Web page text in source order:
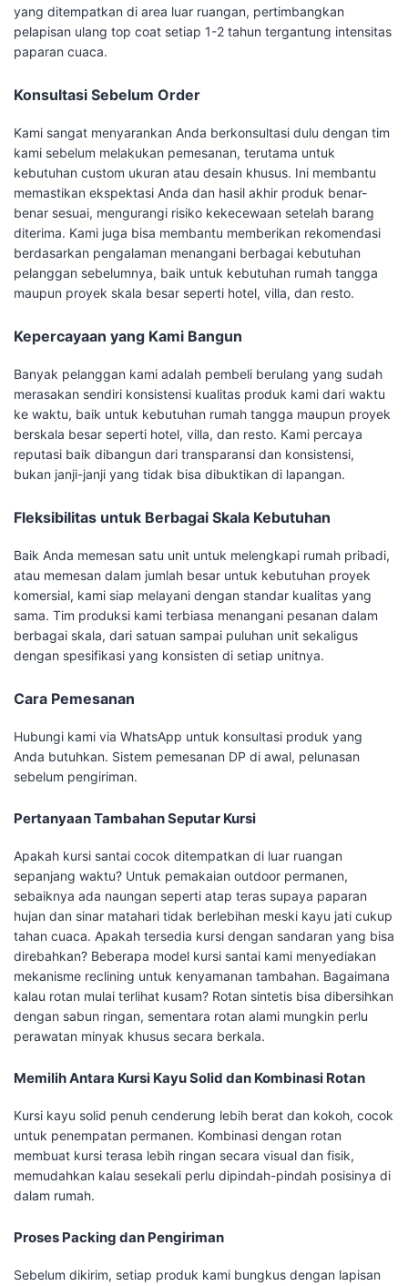
yang ditempatkan di area luar ruangan, pertimbangkan
pelapisan ulang top coat setiap 1-2 tahun tergantung intensitas
paparan cuaca.
Konsultasi Sebelum Order
Kami sangat menyarankan Anda berkonsultasi dulu dengan tim
kami sebelum melakukan pemesanan, terutama untuk
kebutuhan custom ukuran atau desain khusus. Ini membantu
memastikan ekspektasi Anda dan hasil akhir produk benar-
benar sesuai, mengurangi risiko kekecewaan setelah barang
diterima. Kami juga bisa membantu memberikan rekomendasi
berdasarkan pengalaman menangani berbagai kebutuhan
pelanggan sebelumnya, baik untuk kebutuhan rumah tangga
maupun proyek skala besar seperti hotel, villa, dan resto.
Kepercayaan yang Kami Bangun
Banyak pelanggan kami adalah pembeli berulang yang sudah
merasakan sendiri konsistensi kualitas produk kami dari waktu
ke waktu, baik untuk kebutuhan rumah tangga maupun proyek
berskala besar seperti hotel, villa, dan resto. Kami percaya
reputasi baik dibangun dari transparansi dan konsistensi,
bukan janji-janji yang tidak bisa dibuktikan di lapangan.
Fleksibilitas untuk Berbagai Skala Kebutuhan
Baik Anda memesan satu unit untuk melengkapi rumah pribadi,
atau memesan dalam jumlah besar untuk kebutuhan proyek
komersial, kami siap melayani dengan standar kualitas yang
sama. Tim produksi kami terbiasa menangani pesanan dalam
berbagai skala, dari satuan sampai puluhan unit sekaligus
dengan spesifikasi yang konsisten di setiap unitnya.
Cara Pemesanan
Hubungi kami via WhatsApp untuk konsultasi produk yang
Anda butuhkan. Sistem pemesanan DP di awal, pelunasan
sebelum pengiriman.
Pertanyaan Tambahan Seputar Kursi
Apakah kursi santai cocok ditempatkan di luar ruangan
sepanjang waktu? Untuk pemakaian outdoor permanen,
sebaiknya ada naungan seperti atap teras supaya paparan
hujan dan sinar matahari tidak berlebihan meski kayu jati cukup
tahan cuaca. Apakah tersedia kursi dengan sandaran yang bisa
direbahkan? Beberapa model kursi santai kami menyediakan
mekanisme reclining untuk kenyamanan tambahan. Bagaimana
kalau rotan mulai terlihat kusam? Rotan sintetis bisa dibersihkan
dengan sabun ringan, sementara rotan alami mungkin perlu
perawatan minyak khusus secara berkala.
Memilih Antara Kursi Kayu Solid dan Kombinasi Rotan
Kursi kayu solid penuh cenderung lebih berat dan kokoh, cocok
untuk penempatan permanen. Kombinasi dengan rotan
membuat kursi terasa lebih ringan secara visual dan fisik,
memudahkan kalau sesekali perlu dipindah-pindah posisinya di
dalam rumah.
Proses Packing dan Pengiriman
Sebelum dikirim, setiap produk kami bungkus dengan lapisan